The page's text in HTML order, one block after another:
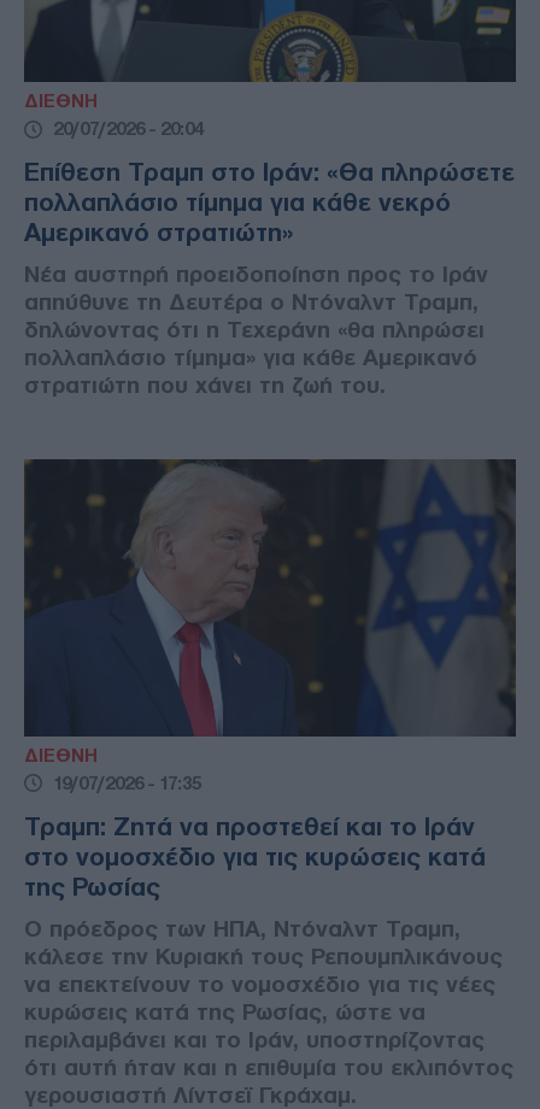
ΔΙΕΘΝΗ
20/07/2026 - 20:04
Επίθεση Τραμπ στο Ιράν: «Θα πληρώσετε
πολλαπλάσιο τίμημα για κάθε νεκρό
Αμερικανό στρατιώτη»
Νέα αυστηρή προειδοποίηση προς το Ιράν
απηύθυνε τη Δευτέρα ο Ντόναλντ Τραμπ,
δηλώνοντας ότι η Τεχεράνη «θα πληρώσει
πολλαπλάσιο τίμημα» για κάθε Αμερικανό
στρατιώτη που χάνει τη ζωή του.
ΔΙΕΘΝΗ
19/07/2026 - 17:35
Τραμπ: Ζητά να προστεθεί και το Ιράν
στο νομοσχέδιο για τις κυρώσεις κατά
της Ρωσίας
Ο πρόεδρος των ΗΠΑ, Ντόναλντ Τραμπ,
κάλεσε την Κυριακή τους Ρεπουμπλικάνους
να επεκτείνουν το νομοσχέδιο για τις νέες
κυρώσεις κατά της Ρωσίας, ώστε να
περιλαμβάνει και το Ιράν, υποστηρίζοντας
ότι αυτή ήταν και η επιθυμία του εκλιπόντος
γερουσιαστή Λίντσεϊ Γκράχαμ.